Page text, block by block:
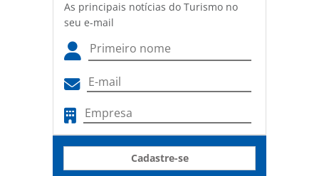
As principais notícias do Turismo no
seu e-mail
Cadastre-se